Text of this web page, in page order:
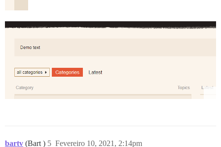
bartv (Bart ) Fevereiro 10, 2021, 2:14pm
5